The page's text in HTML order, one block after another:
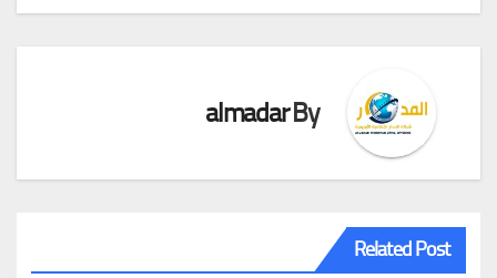
By
almadar
Related Post